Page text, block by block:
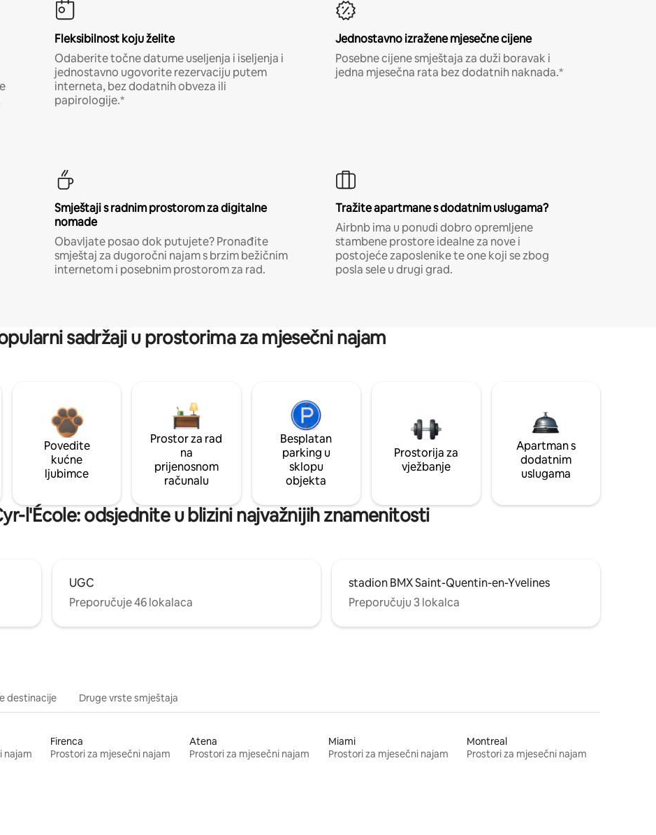
Fleksibilnost koju želite
Odaberite točne datume useljenja i iseljenja i
jednostavno ugovorite rezervaciju putem
interneta, bez dodatnih obveza ili
papirologije.*
Jednostavno izražene mjesečne cijene
Posebne cijene smještaja za duži boravak i
jedna mjesečna rata bez dodatnih naknada.*
Smještaji s radnim prostorom za digitalne
nomade
Obavljate posao dok putujete? Pronađite
smještaj za dugoročni najam s brzim bežičnim
internetom i posebnim prostorom za rad.
Tražite apartmane s dodatnim uslugama?
Airbnb ima u ponudi dobro opremljene
stambene prostore idealne za nove i
postojeće zaposlenike te one koji se zbog
posla sele u drugi grad.
sadržaji u prostorima za mjesečni najam
Povedite
kućne
ljubimce
Prostor za rad
na
prijenosnom
računalu
Besplatan
parking u
sklopu
objekta
Prostorija za
vježbanje
Apartman s
dodatnim
uslugama
l'École: odsjednite u blizini najvažnijih znamenitosti
UGC
Preporučuje 46 lokalaca
stadion BMX Saint-Quentin-en-Yvelines
Preporučuju 3 lokalca
destinacije Druge vrste smještaja
najam
Firenca
Prostori za mjesečni najam
Atena
Prostori za mjesečni najam
Miami
Prostori za mjesečni najam
Montreal
Prostori za mjesečni najam